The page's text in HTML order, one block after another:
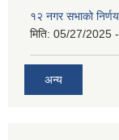
१२ नगर सभाको निर्णय
मिति: 05/27/2025
अन्य